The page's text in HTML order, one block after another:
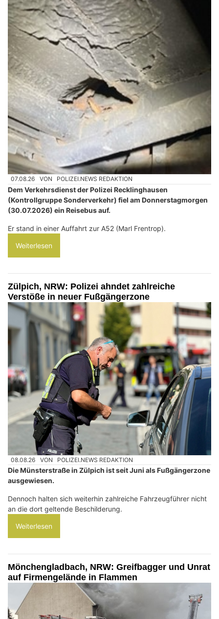
07.08.26 VON POLIZEI.NEWS REDAKTION
Dem Verkehrsdienst der Polizei Recklinghausen
(Kontrollgruppe Sonderverkehr) fiel am Donnerstagmorgen
(30.07.2026) ein Reisebus auf.
Er stand in einer Auffahrt zur A52 (Marl Frentrop).
Weiterlesen
Zülpich, NRW: Polizei ahndet zahlreiche
Verstöße in neuer Fußgängerzone
08.08.26 VON POLIZEI.NEWS REDAKTION
Die Münsterstraße in Zülpich ist seit Juni als Fußgängerzone
ausgewiesen.
Dennoch halten sich weiterhin zahlreiche Fahrzeugführer nicht
an die dort geltende Beschilderung.
Weiterlesen
Mönchengladbach, NRW: Greifbagger und Unrat
auf Firmengelände in Flammen